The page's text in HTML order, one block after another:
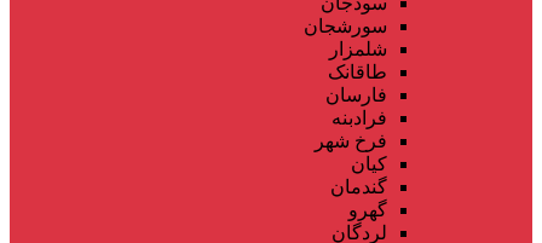
سورشجان
شلمزار
طاقانک
فارسان
فرادبنه
فرخ شهر
کیان
گندمان
گهرو
لردگان